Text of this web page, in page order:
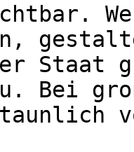
Bei